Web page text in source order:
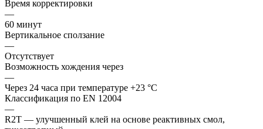
Время корректировки
—
60 минут
Вертикальное сползание
—
Отсутствует
Возможность хождения через
—
Через 24 часа при температуре +23 °С
Классификация по EN 12004
—
R2T — улучшенный клей на основе реактивных смол,